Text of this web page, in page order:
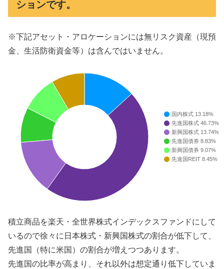
ションです。
※下記アセット・アロケーションには無リスク資産（現預
金、生活防衛資金等）は含んではいません。
国内株式 13.18%
先進国株式 46.73%
新興国株式 13.74%
先進国債券 8.83%
新興国債券 9.07%
先進国REIT 8.45%
積立商品を楽天・全世界株式インデックスファンドにして
いるので徐々に日本株式・新興国株式の割合が低下して、
先進国（特に米国）の割合が増えつつあります。
先進国の比率が高まり、それ以外は想定通り低下していま